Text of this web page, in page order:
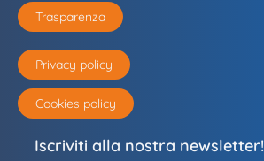
Trasparenza
Privacy policy
Cookies policy
Iscriviti alla nostra newsletter!